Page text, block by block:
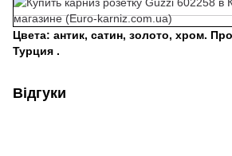
Цвета: антик, сатин, золото, хром.
Турция .
Відгуки